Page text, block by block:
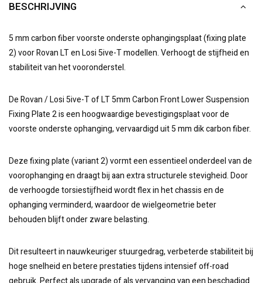
BESCHRIJVING
5 mm carbon fiber voorste onderste ophangingsplaat (fixing plate
2) voor Rovan LT en Losi 5ive-T modellen. Verhoogt de stijfheid en
stabiliteit van het vooronderstel.
De Rovan / Losi 5ive-T of LT 5mm Carbon Front Lower Suspension
Fixing Plate 2 is een hoogwaardige bevestigingsplaat voor de
voorste onderste ophanging, vervaardigd uit 5 mm dik carbon fiber.
Deze fixing plate (variant 2) vormt een essentieel onderdeel van de
voorophanging en draagt bij aan extra structurele stevigheid. Door
de verhoogde torsiestijfheid wordt flex in het chassis en de
ophanging verminderd, waardoor de wielgeometrie beter
behouden blijft onder zware belasting.
Dit resulteert in nauwkeuriger stuurgedrag, verbeterde stabiliteit bij
hoge snelheid en betere prestaties tijdens intensief off-road